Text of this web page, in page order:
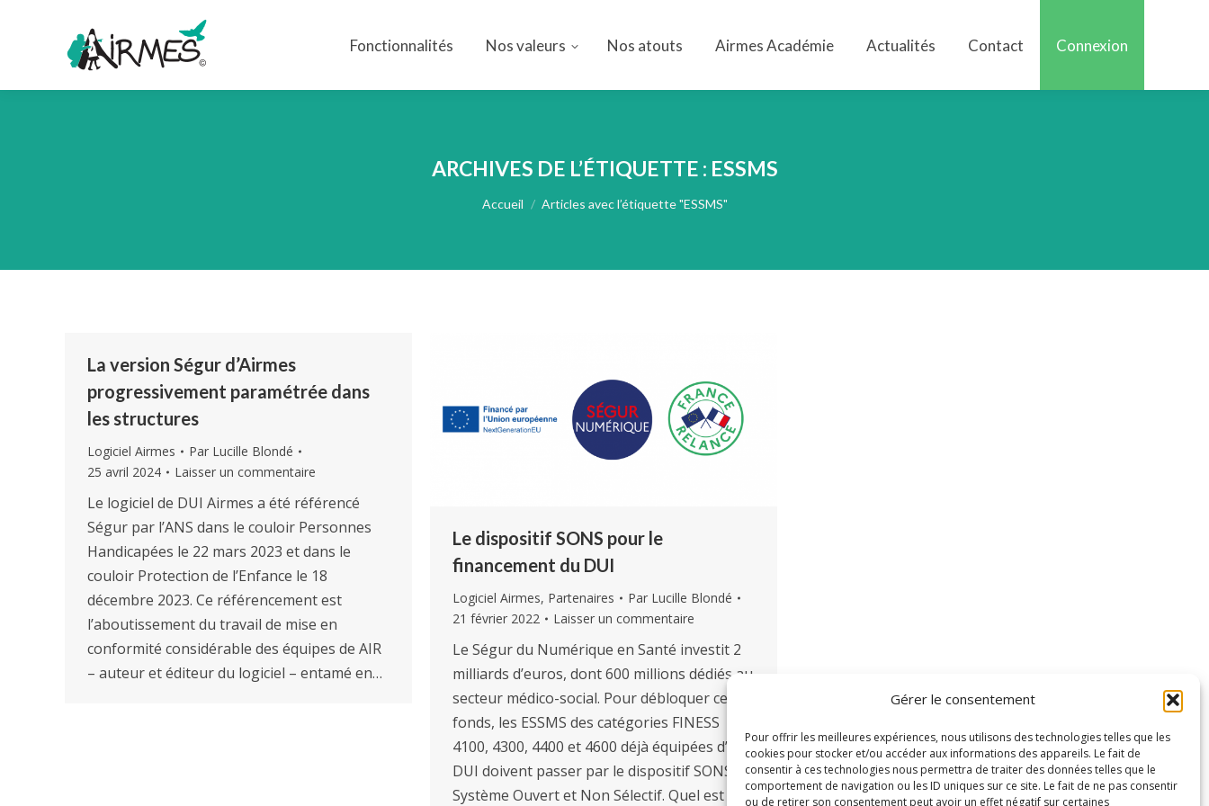
Gérer le consentement
Pour offrir les meilleures expériences, nous utilisons des technologies telles que les
cookies pour stocker et/ou accéder aux informations des appareils. Le fait de
consentir à ces technologies nous permettra de traiter des données telles que le
comportement de navigation ou les ID uniques sur ce site. Le fait de ne pas consentir
ou de retirer son consentement peut avoir un effet négatif sur certaines
Fonctionnalités Nos valeurs Nos atouts Airmes Académie Actualités Contact Connexion
ARCHIVES DE L’ÉTIQUETTE : ESSMS
Vous êtes ici :
Accueil Articles avec l’étiquette "ESSMS"
La version Ségur d’Airmes
progressivement paramétrée dans
les structures
Logiciel Airmes Par Lucille Blondé
25 avril 2024
Laisser un commentaire
Le logiciel de DUI Airmes a été référencé
Ségur par l’ANS dans le couloir Personnes
Handicapées le 22 mars 2023 et dans le
couloir Protection de l’Enfance le 18
décembre 2023. Ce référencement est
l’aboutissement du travail de mise en
conformité considérable des équipes de AIR
– auteur et éditeur du logiciel – entamé en…
Le dispositif SONS pour le
financement du DUI
Logiciel Airmes, Partenaires Par Lucille Blondé
21 février 2022
Laisser un commentaire
Le Ségur du Numérique en Santé investit 2
milliards d’euros, dont 600 millions dédiés au
secteur médico-social. Pour débloquer ces
fonds, les ESSMS des catégories FINESS
4100, 4300, 4400 et 4600 déjà équipées d’un
DUI doivent passer par le dispositif SONS,
Système Ouvert et Non Sélectif. Quel est ce